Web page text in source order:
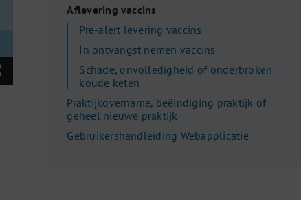
Aflevering vaccins
Pre-alert levering vaccins
In ontvangst nemen vaccins
Schade, onvolledigheid of onderbroken
koude keten
Praktijkovername, beëindiging praktijk of
geheel nieuwe praktijk
Gebruikershandleiding Webapplicatie